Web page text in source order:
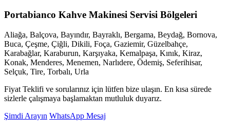
Portabianco Kahve Makinesi Servisi Bölgeleri
Aliağa, Balçova, Bayındır, Bayraklı, Bergama, Beydağ, Bornova,
Buca, Çeşme, Çiğli, Dikili, Foça, Gaziemir, Güzelbahçe,
Karabağlar, Karaburun, Karşıyaka, Kemalpaşa, Kınık, Kiraz,
Konak, Menderes, Menemen, Narlıdere, Ödemiş, Seferihisar,
Selçuk, Tire, Torbalı, Urla
Fiyat Teklifi ve sorularınız için lütfen bize ulaşın. En kısa sürede
sizlerle çalışmaya başlamaktan mutluluk duyarız.
Şimdi Arayın WhatsApp Mesaj